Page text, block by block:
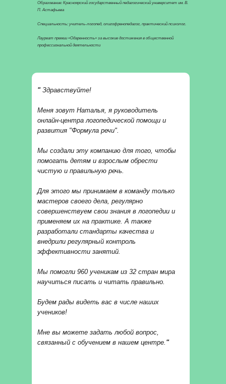
" Здравствуйте!
Меня зовут Наталья, я руководитель
онлайн-центра логопедической помощи и
развития "Формула речи".
Мы создали эту компанию для того, чтобы
помогать детям и взрослым обрести
чистую и правильную речь.
Для этого мы принимаем в команду только
мастеров своего дела, регулярно
совершенствуем свои знания в логопедии и
применяем их на практике. А также
разработали стандарты качества и
внедрили регулярный контроль
эффективности занятий.
Мы помогли 960 ученикам из 32 стран мира
научиться писать и читать правильно.
Будем рады видеть вас в числе наших
учеников!
Мне вы можете задать любой вопрос,
связанный с обучением в нашем центре. "
Образование: Красноярский государственный педагогический университет им. В.
П. Астафьева
Специальность: учитель-логопед, олигофренопедагог, практический психолог.
Лауреат премии «Одаренность» за высокие достижения в общественной
профессиональной деятельности